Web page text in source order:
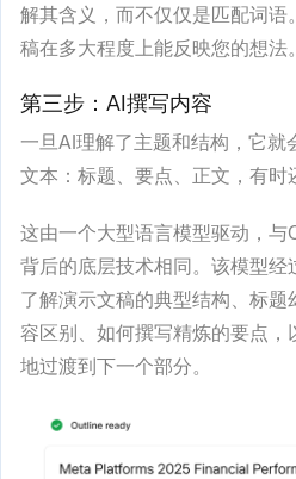
解其含义，而不仅仅是匹配词语
稿在多大程度上能反映您的想法。
第三步：AI撰写内容
一旦AI理解了主题和结构，它就
文本：标题、要点、正文，有时
这由一个大型语言模型驱动，
背后的底层技术相同。该模型经
了解演示文稿的典型结构、标
容区别、如何撰写精炼的要点
地过渡到下一个部分。